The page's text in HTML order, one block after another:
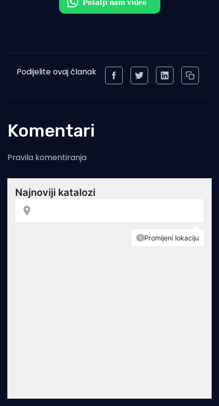
Podijelite ovaj članak
Komentari
Pravila komentiranja